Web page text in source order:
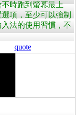
時跑到螢幕最上
項，至少可以強制
法的使用習慣，不
quote